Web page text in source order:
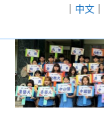
至
｜ 中文｜